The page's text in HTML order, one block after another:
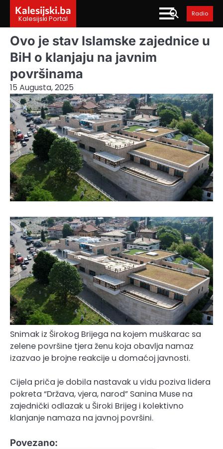
content
Kalesijski.ba
Kalesijski Portal
Radio
Ovo je stav Islamske zajednice u
BiH o klanjaju na javnim
površinama
15 Augusta, 2025
Snimak iz Širokog Brijega na kojem muškarac sa
zelene površine tjera ženu koja obavlja namaz
izazvao je brojne reakcije u domaćoj javnosti.
Cijela priča je dobila nastavak u vidu poziva lidera
pokreta “Država, vjera, narod” Sanina Muse na
zajednički odlazak u Široki Brijeg i kolektivno
klanjanje namaza na javnoj površini.
Povezano: